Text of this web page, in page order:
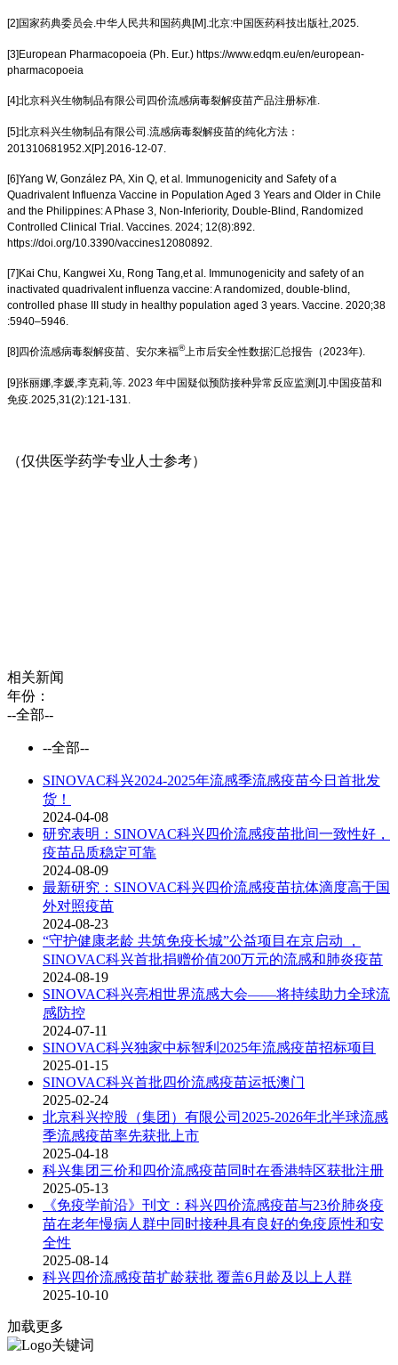
[2] 国家药典委员会.中华人民共和国药典[M].北京:中国医药科技出版社,2025.
[3]European Pharmacopoeia (Ph. Eur.) https://www.edqm.eu/en/european-
pharmacopoeia
[4]北京科兴生物制品有限公司四价流感病毒裂解疫苗产品注册标准.
[5]北京科兴生物制品有限公司.流感病毒裂解疫苗的纯化方法：
201310681952.X[P].2016-12-07.
[6]Yang W, González PA, Xin Q, et al. Immunogenicity and Safety of a
Quadrivalent Influenza Vaccine in Population Aged 3 Years and Older in Chile
and the Philippines: A Phase 3, Non-Inferiority, Double-Blind, Randomized
Controlled Clinical Trial. Vaccines. 2024; 12(8):892.
https://doi.org/10.3390/vaccines12080892.
[7]Kai Chu, Kangwei Xu, Rong Tang,et al. Immunogenicity and safety of an
inactivated quadrivalent influenza vaccine: A randomized, double-blind,
controlled phase III study in healthy population aged 3 years. Vaccine. 2020;38
:5940–5946.
[8]四价流感病毒裂解疫苗、安尔来福®上市后安全性数据汇总报告（2023年).
[9]张丽娜,李媛,李克莉,等. 2023 年中国疑似预防接种异常反应监测[J].中国疫苗和
免疫.2025,31(2):121-131.
（仅供医学药学专业人士参考）
相关新闻
年份：
--全部--
--全部--
SINOVAC科兴2024-2025年流感季流感疫苗今日首批发
货！
2024-04-08
研究表明：SINOVAC科兴四价流感疫苗批间一致性好，
疫苗品质稳定可靠
2024-08-09
最新研究：SINOVAC科兴四价流感疫苗抗体滴度高于国
外对照疫苗
2024-08-23
“守护健康老龄 共筑免疫长城”公益项目在京启动 ，
SINOVAC科兴首批捐赠价值200万元的流感和肺炎疫苗
2024-08-19
SINOVAC科兴亮相世界流感大会——将持续助力全球流
感防控
2024-07-11
SINOVAC科兴独家中标智利2025年流感疫苗招标项目
2025-01-15
SINOVAC科兴首批四价流感疫苗运抵澳门
2025-02-24
北京科兴控股（集团）有限公司2025-2026年北半球流感
季流感疫苗率先获批上市
2025-04-18
科兴集团三价和四价流感疫苗同时在香港特区获批注册
2025-05-13
《免疫学前沿》刊文：科兴四价流感疫苗与23价肺炎疫
苗在老年慢病人群中同时接种具有良好的免疫原性和安
全性
2025-08-14
科兴四价流感疫苗扩龄获批 覆盖6月龄及以上人群
2025-10-10
加载更多